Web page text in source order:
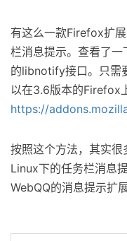
有这么一款Firefox扩
栏消息提示。查看了
的libnotify接口。只需
以在3.6版本的Firefox
https://
按照这个方法，其实
Linux下的任务栏消息
WebQQ的消息提示扩展